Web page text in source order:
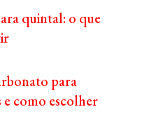
quintal: o que
para
como escolher